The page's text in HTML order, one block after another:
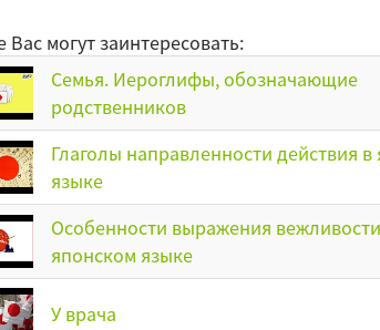
Вас могут заинтересовать:
Семья. Иероглифы, обозначающие
родственников
Глаголы направленности действия
языке
Особенности выражения
японском языке
У врача